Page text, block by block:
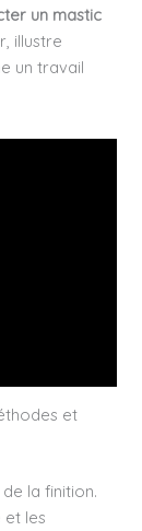
un mastic
illustre
un travail
et
la finition.
et les